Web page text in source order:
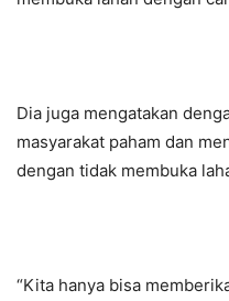
Dia juga mengatakan
masyarakat paham dan
dengan tidak membuka
“Kita hanya bisa